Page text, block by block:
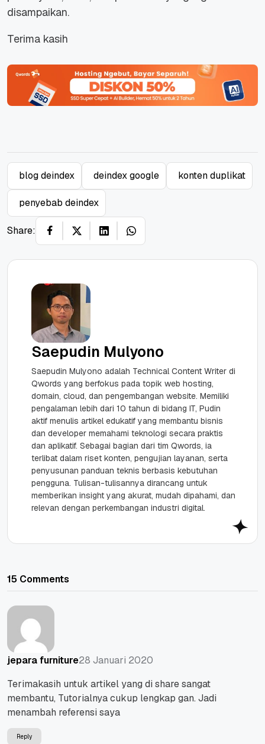
disampaikan.
Terima kasih
blog deindex deindex google konten duplikat
penyebab deindex
Share:
Saepudin Mulyono
Saepudin Mulyono adalah Technical Content Writer di
Qwords yang berfokus pada topik web hosting,
domain, cloud, dan pengembangan website. Memiliki
pengalaman lebih dari 10 tahun di bidang IT, Pudin
aktif menulis artikel edukatif yang membantu bisnis
dan developer memahami teknologi secara praktis
dan aplikatif. Sebagai bagian dari tim Qwords, ia
terlibat dalam riset konten, pengujian layanan, serta
penyusunan panduan teknis berbasis kebutuhan
pengguna. Tulisan-tulisannya dirancang untuk
memberikan insight yang akurat, mudah dipahami, dan
relevan dengan perkembangan industri digital.
15 Comments
jepara furniture28 Januari 2020
Terimakasih untuk artikel yang di share sangat
membantu, Tutorialnya cukup lengkap gan. Jadi
menambah referensi saya
Reply